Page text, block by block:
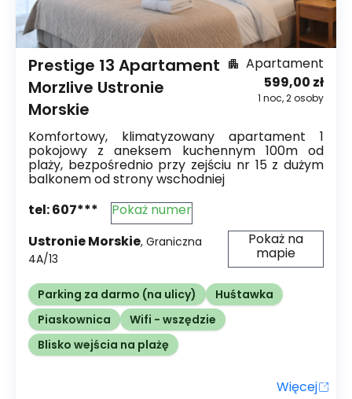
Prestige 13 Apartament
Morzlive Ustronie
Morskie
Apartament
599,00 zł
1 noc,2osoby
Komfortowy, klimatyzowany apartament 1
pokojowy z aneksem kuchennym 100m od
plaży, bezpośrednio przy zejściu nr 15 z dużym
balkonem od strony wschodniej
tel:607***
Pokaż numer
Ustronie Morskie, Graniczna
4A/13
Pokaż na
mapie
Parking za darmo (na ulicy)
Huśtawka
Piaskownica
Wifi - wszędzie
Blisko wejścia na plażę
Więcej